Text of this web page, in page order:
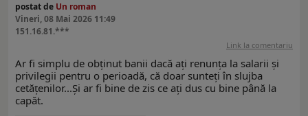
postat de Un roman
Vineri, 08 Mai 2026 11:49
151.16.81.***
Link la comentariu
Ar fi simplu de obținut banii dacă ați renunța la salarii și
privilegii pentru o perioadă, că doar sunteți în slujba
cetățenilor...Și ar fi bine de zis ce ați dus cu bine până la
capăt.